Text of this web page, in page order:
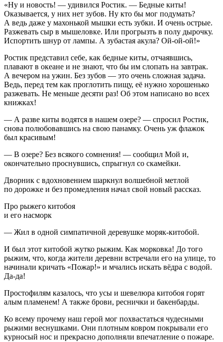
«Ну и новость! — удивился Ростик. — Бедные киты!
Оказывается, у них нет зубов. Ну кто бы мог подумать?
А ведь даже у махонькой мышки есть зубки. И очень острые.
Разжевать сыр в мышеловке. Или прогрызть в полу дырочку.
Испортить шнур от лампы. А зубастая акула? Ой-ой-ой!»
Ростик представил себе, как бедные киты, отчаявшись,
плавают в океане и не знают, что бы им слопать на завтрак.
А вечером на ужин. Без зубов — это очень сложная задача.
Ведь, перед тем как проглотить пищу, её нужно хорошенько
разжевать. Не меньше десяти раз! Об этом написано во всех
книжках!
— А разве киты водятся в нашем озере? — спросил Ростик,
снова полюбовавшись на свою панамку. Очень уж флажок
был красивым!
— В озере? Без всякого сомнения! — сообщил Мой и,
окончательно проснувшись, спрыгнул со скамейки.
Дворник с вдохновением шаркнул волшебной метлой
по дорожке и без промедления начал свой новый рассказ.
Про рыжего китобоя
и его насморк
— Жил в одной симпатичной деревушке моряк-китобой.
И был этот китобой жутко рыжим. Как морковка! До того
рыжим, что, когда жители деревни встречали его на улице, то
начинали кричать «Пожар!» и мчались искать вёдра с водой.
Да-да!
Простофилям казалось, что усы и шевелюра китобоя горят
алым пламенем! А также брови, реснички и бакенбарды.
Ко всему прочему наш герой мог похвастаться чудесными
рыжими веснушками. Они плотным ковром покрывали его
курносый нос и прекрасно дополняли впечатление о пожаре.